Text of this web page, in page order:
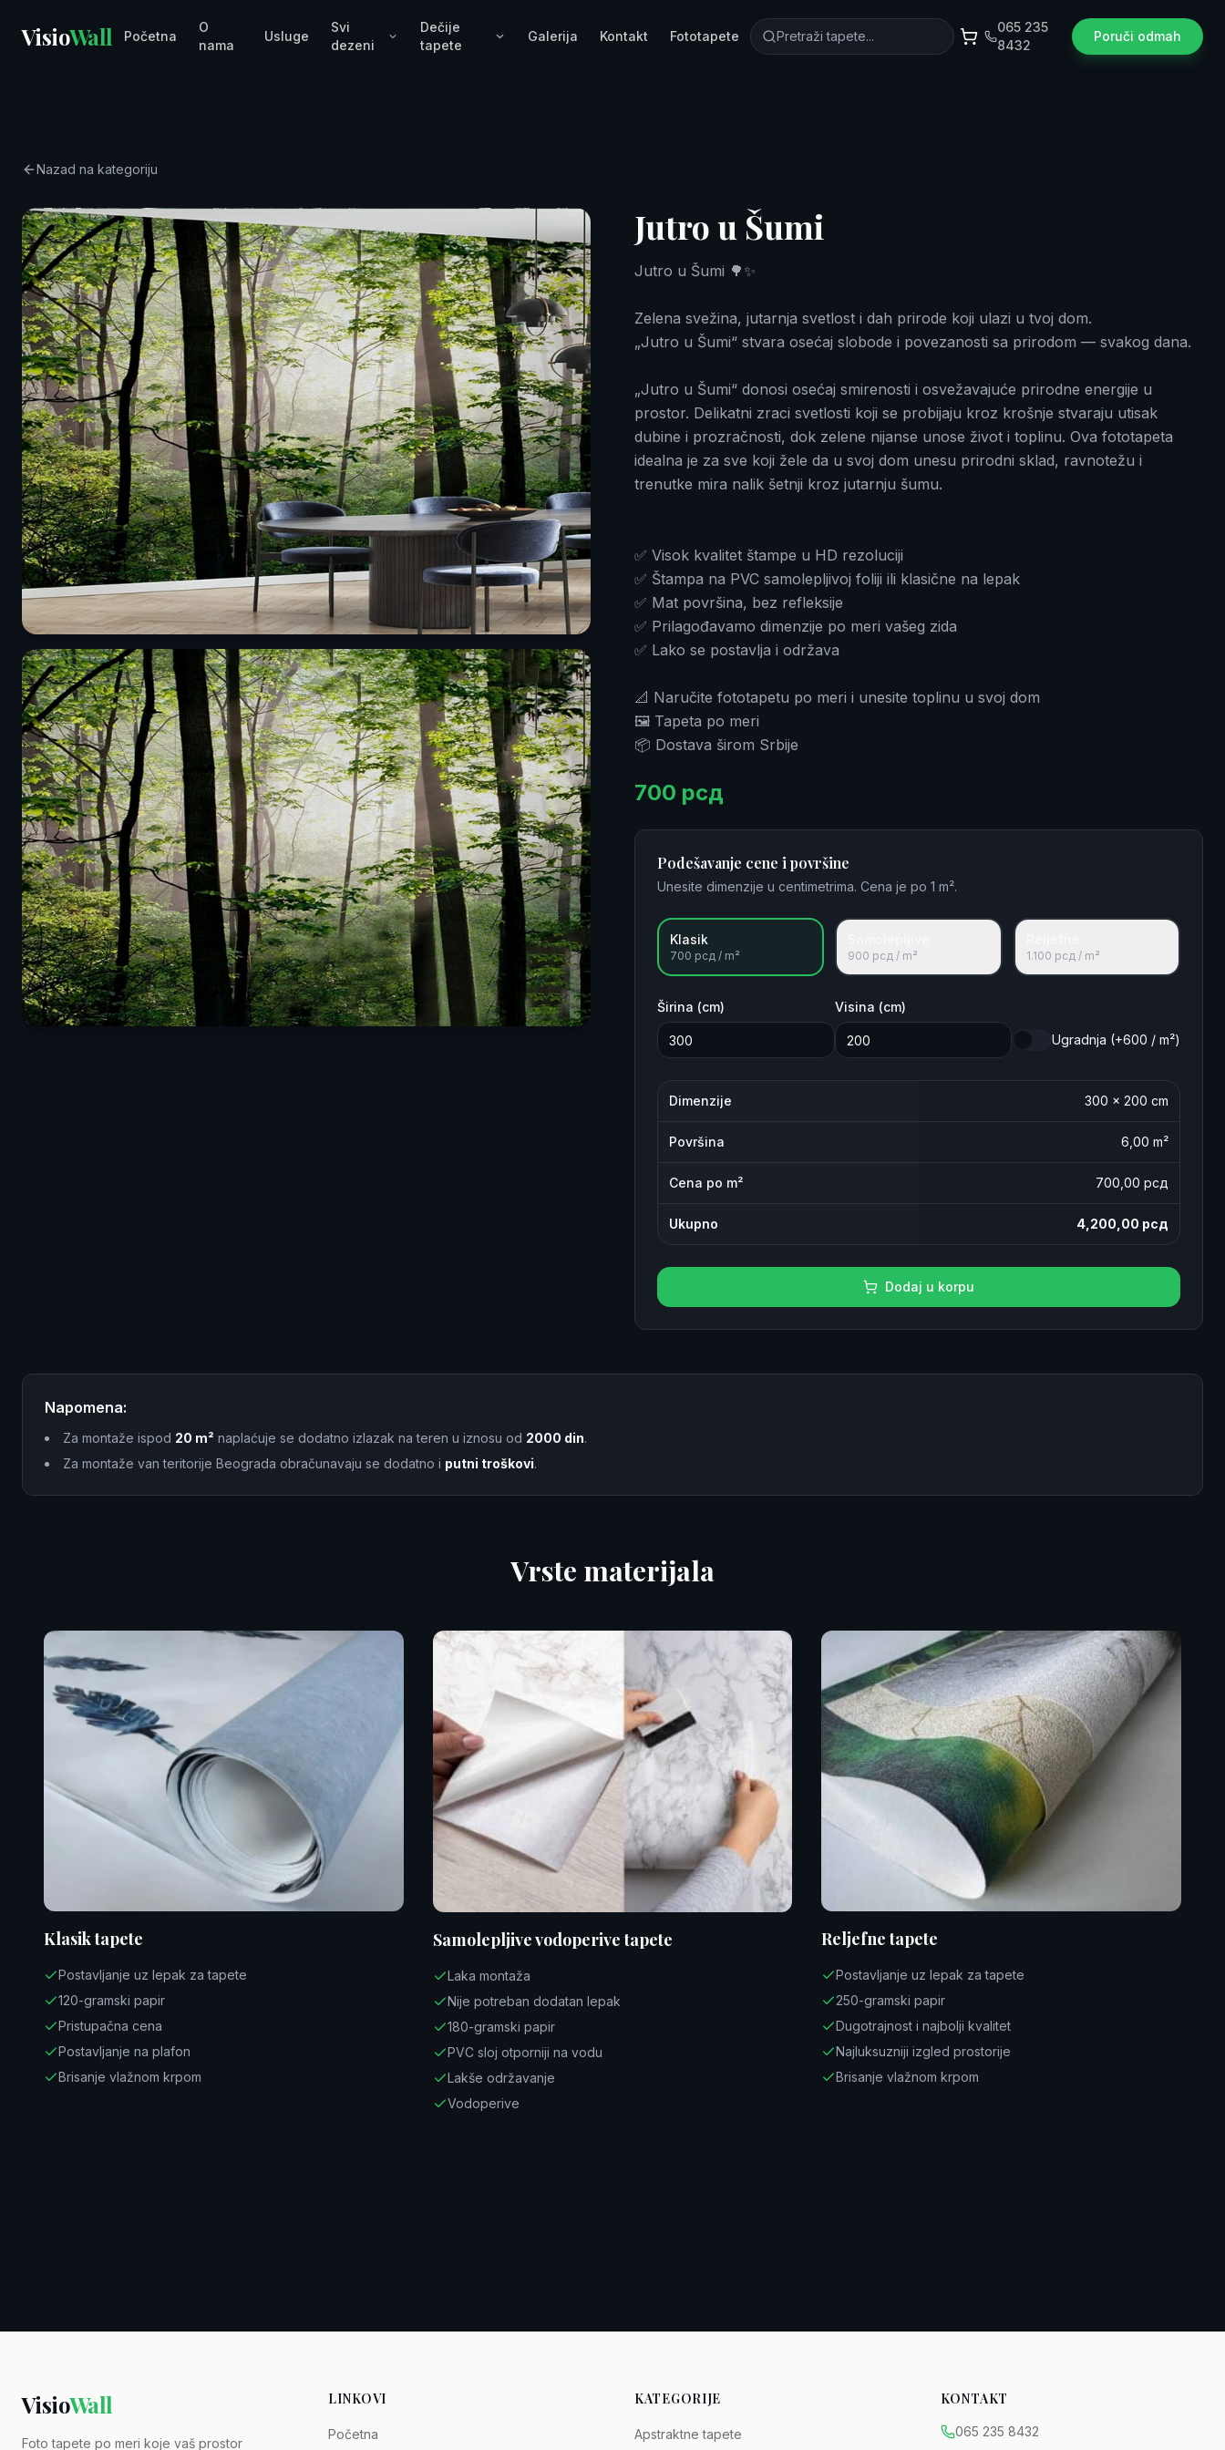
VisioWall Početna
O
nama
Usluge
Svi
dezeni
Dečije
tapete
Galerija Kontakt Fototapete
065 235
8432
Poruči odmah
Nazad na kategoriju
Jutro u Šumi
Jutro u Šumi 🌳✨
Zelena svežina, jutarnja svetlost i dah prirode koji ulazi u tvoj dom.
„Jutro u Šumi“ stvara osećaj slobode i povezanosti sa prirodom — svakog dana.
„Jutro u Šumi“ donosi osećaj smirenosti i osvežavajuće prirodne energije u
prostor. Delikatni zraci svetlosti koji se probijaju kroz krošnje stvaraju utisak
dubine i prozračnosti, dok zelene nijanse unose život i toplinu. Ova fototapeta
idealna je za sve koji žele da u svoj dom unesu prirodni sklad, ravnotežu i
trenutke mira nalik šetnji kroz jutarnju šumu.
✅ Visok kvalitet štampe u HD rezoluciji
✅ Štampa na PVC samolepljivoj foliji ili klasične na lepak
✅ Mat površina, bez refleksije
✅ Prilagođavamo dimenzije po meri vašeg zida
✅ Lako se postavlja i održava
📐 Naručite fototapetu po meri i unesite toplinu u svoj dom
🖼️ Tapeta po meri
📦 Dostava širom Srbije
700 рсд
Podešavanje cene i površine
Unesite dimenzije u centimetrima. Cena je po 1 m².
Klasik
700 рсд / m² 900 рсд / m² 1.100 рсд / m²
Širina (cm) Visina (cm)
Ugradnja (+600 / m²)
Dimenzije 300 × 200 cm
Površina 6,00 m²
Cena po m² 700 ,00 рсд
Ukupno 4,200,00 рсд
Dodaj u korpu
Napomena:
Za montaže ispod 20 m² naplaćuje se dodatno izlazak na teren u iznosu od 2000 din.
Za montaže van teritorije Beograda obračunavaju se dodatno i putni troškovi.
Vrste materijala
Klasik tapete
Postavljanje uz lepak za tapete
120-gramski papir
Pristupačna cena
Postavljanje na plafon
Brisanje vlažnom krpom
Samolepljive vodoperive tapete
Laka montaža
Nije potreban dodatan lepak
180-gramski papir
PVC sloj otporniji na vodu
Lakše održavanje
Vodoperive
Reljefne tapete
Postavljanje uz lepak za tapete
250-gramski papir
Dugotrajnost i najbolji kvalitet
Najluksuzniji izgled prostorije
Brisanje vlažnom krpom
VisioWall
Foto tapete po meri koje vaš prostor
LINKOVI
Početna
KATEGORIJE
Apstraktne tapete
KONTAKT
065 235 8432